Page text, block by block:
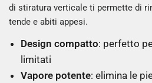
di stiratura verticale ti permette di
tende e abiti appesi.
Design compatto: perfetto
limitati
Vapore potente: elimina le